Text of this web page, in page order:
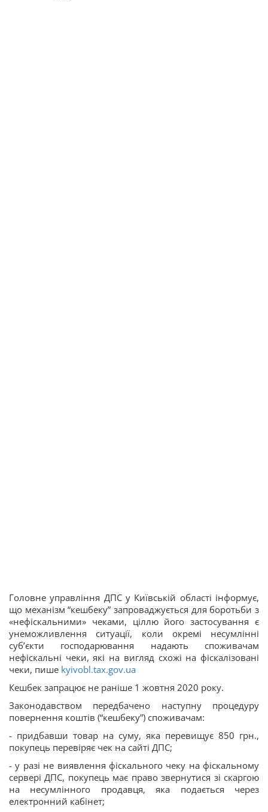
Головне управління ДПС у Київській області інформує,
що механізм “кешбеку” запроваджується для боротьби з
«нефіскальними» чеками, ціллю його застосування є
унеможливлення ситуації, коли окремі несумлінні
суб’єкти господарювання надають споживачам
нефіскальні чеки, які на вигляд схожі на фіскалізовані
чеки, пише kyivobl.tax.gov.ua
Кешбек запрацює не раніше 1 жовтня 2020 року.
Законодавством передбачено наступну процедуру
повернення коштів (“кешбеку”) споживачам:
- придбавши товар на суму, яка перевищує 850 грн.,
покупець перевіряє чек на сайті ДПС;
- у разі не виявлення фіскального чеку на фіскальному
сервері ДПС, покупець має право звернутися зі скаргою
на несумлінного продавця, яка подається через
електронний кабінет;